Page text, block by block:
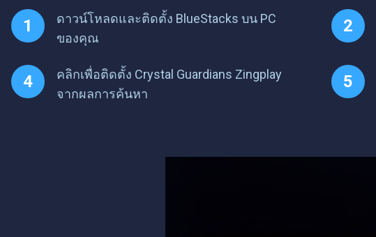
ดาวน์โหลดและติดตั้ง BlueStacks บน PC
ของคุณ
คลิกเพื่อติดตั้ง Crystal Guardians Zingplay
จากผลการค้นหา